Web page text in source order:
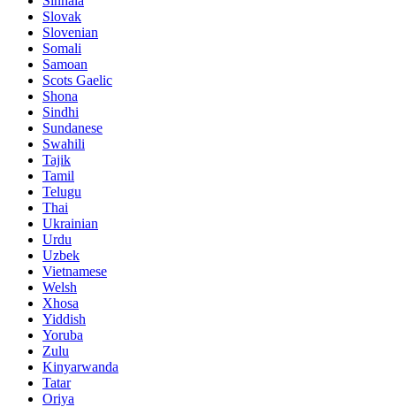
Slovak
Slovenian
Somali
Samoan
Scots Gaelic
Shona
Sindhi
Sundanese
Swahili
Tajik
Tamil
Telugu
Thai
Ukrainian
Urdu
Uzbek
Vietnamese
Welsh
Xhosa
Yiddish
Yoruba
Zulu
Kinyarwanda
Tatar
Oriya